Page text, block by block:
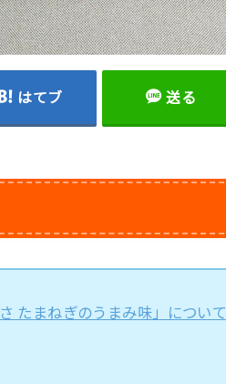
はてブ 送る
たまねぎのうまみ味」について